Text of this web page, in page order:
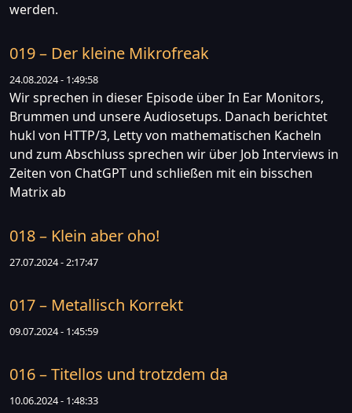
werden.
019 – Der kleine Mikrofreak
24.08.2024 - 1:49:58
Wir sprechen in dieser Episode über In Ear Monitors,
Brummen und unsere Audiosetups. Danach berichtet
hukl von HTTP/3, Letty von mathematischen Kacheln
und zum Abschluss sprechen wir über Job Interviews in
Zeiten von ChatGPT und schließen mit ein bisschen
Matrix ab
018 – Klein aber oho!
27.07.2024 - 2:17:47
017 – Metallisch Korrekt
09.07.2024 - 1:45:59
016 – Titellos und trotzdem da
10.06.2024 - 1:48:33